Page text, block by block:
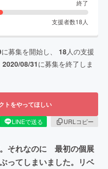
終了
支援者数18 人
に募集を開始し、 18人の支援
2020/08/31に募集を終了しま
トをやってほしい
LINEで送る
URLコピー
それなのに 最初の個展
ってしまいました。リベ